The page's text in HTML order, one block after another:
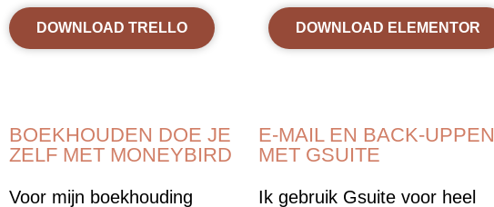
DOWNLOAD TRELLO DOWNLOAD ELEMENTOR
BOEKHOUDEN DOE JE
ZELF MET MONEYBIRD
Voor mijn boekhouding
E-MAIL EN BACK-UPPEN
MET GSUITE
Ik gebruik Gsuite voor heel